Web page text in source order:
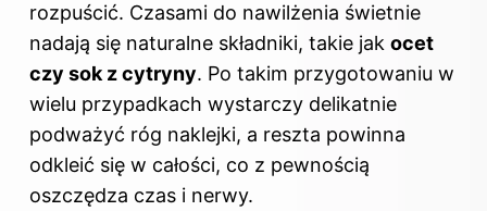
rozpuścić. Czasami do nawilżenia świetnie
nadają się naturalne składniki, takie jak ocet
czy sok z cytryny. Po takim przygotowaniu w
wielu przypadkach wystarczy delikatnie
podważyć róg naklejki, a reszta powinna
odkleić się w całości, co z pewnością
oszczędza czas i nerwy.